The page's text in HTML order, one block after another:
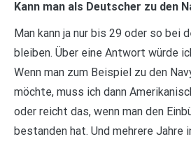
Kann man als Deutscher zu den
Man kann ja nur bis 29 oder so bei
bleiben. Über eine Antwort würde
Wenn man zum Beispiel zu den
möchte, muss ich dann
oder reicht das, wenn man den
bestanden hat. Und mehrere Jahre